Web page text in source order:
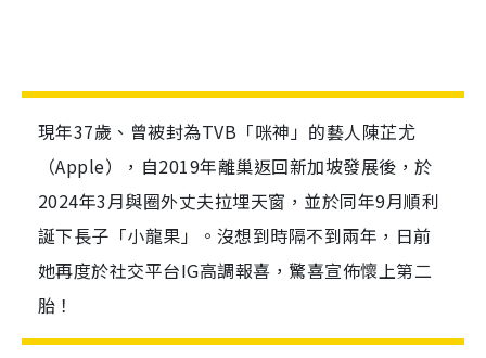
現年37歲、曾被封為TVB「咪神」的藝人陳芷尤
（Apple），自2019年離巢返回新加坡發展後，於
2024年3月與圈外丈夫拉埋天窗，並於同年9月順利
誕下長子「小龍果」。沒想到時隔不到兩年，日前
她再度於社交平台IG高調報喜，驚喜宣佈懷上第二
胎！